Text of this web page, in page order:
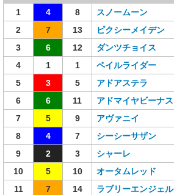
1 4 8 スノームーン
2
7 13 ピクシーメイデン
3
6 12 ダンツチョイス
4
1 1 ペイルライダー
5
3 5 アドアステラ
6
6 11 アドマイヤビーナス
7
5 9 アヴァニイ
8
4 7 シーシーサザン
9
2 3 シャーレ
10
5 10 オータムレッド
11
7 14 ラブリーエンジェル